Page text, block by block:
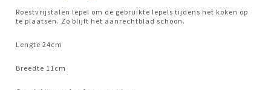
Roestvrijstalen lepel om de gebruikte lepels tijdens het koken op
te plaatsen. Zo blijft het aanrechtblad schoon.
Lengte 24cm
Breedte 11cm